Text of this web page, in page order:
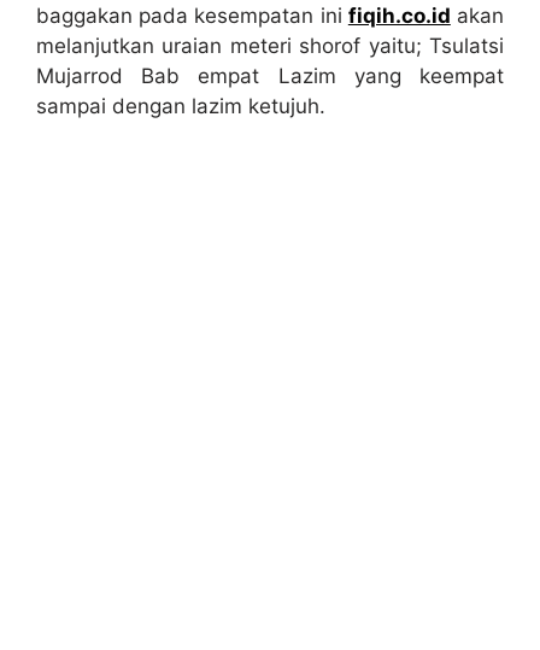
baggakan pada kesempatan ini fiqih.co.id akan
melanjutkan uraian meteri shorof yaitu; Tsulatsi
Mujarrod Bab empat Lazim yang keempat
sampai dengan lazim ketujuh.